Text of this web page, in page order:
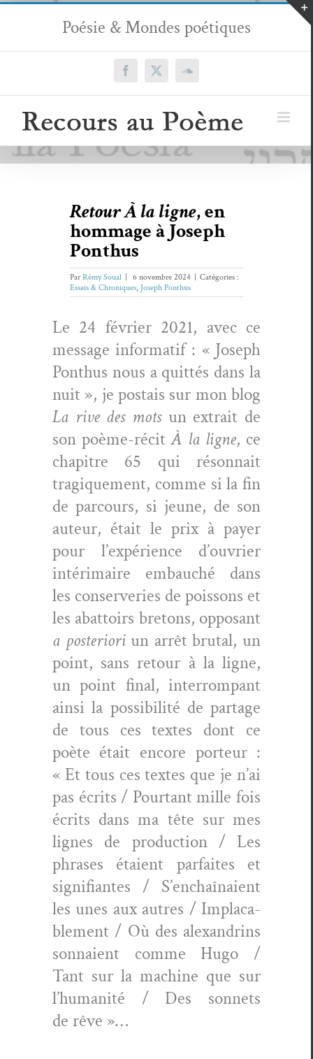
Passer
contenu
Poésie & Mondes poétiques
Facebook
X SoundCloud
Retour À la ligne, en
hommage à Joseph
Ponthus
ParRémy Soual 6 novembre 2024
Catégories :
Essais & Chroniques, Joseph Ponthus
Le 24 févri­er 2021, avec ce
mes­sage infor­matif : « Joseph
Pon­thus nous a quit­tés dans la
nuit », je postais sur mon blog
La rive des motsun extrait de
son poème-réc­itÀ la ligne, ce
chapitre 65 qui réson­nait
trag­ique­ment, comme si la fin
de par­cours, si jeune, de son
auteur, était le prix à pay­er
pour l’expérience d’ouvrier
intéri­maire embauché dans
les con­server­ies de pois­sons et
les abat­toirs bre­tons, opposant
a pos­te­ri­oriun arrêt bru­tal, un
point, sans retour à la ligne,
un point final, inter­rompant
ain­si la pos­si­bil­ité de partage
de tous ces textes dont ce
poète était encore por­teur :
« Et tous ces textes que je n’ai
pas écrits / Pour­tant mille fois
écrits dans ma tête sur mes
lignes de pro­duc­tion / Les
phras­es étaient par­faites et
sig­nifi­antes / S’en­chaî­naient
les unes aux autres / Implaca­
ble­ment / Où des alexan­drins
son­naient comme Hugo /
Tant sur la machine que sur
l’hu­man­ité / Des son­nets
de rêve »…